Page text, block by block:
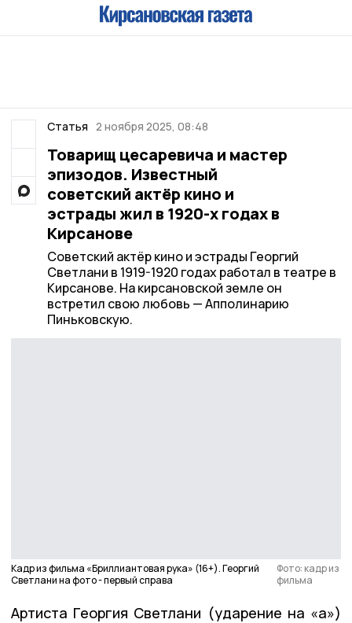
Статья 2 ноября 2025, 08:48
Товарищ цесаревича и мастер
эпизодов. Известный
советский актёр кино и
эстрады жил в 1920-х годах в
Кирсанове
Советский актёр кино и эстрады Георгий
Светлани в 1919-1920 годах работал в театре в
Кирсанове. На кирсановской земле он
встретил свою любовь — Апполинарию
Пиньковскую.
Кадр из фильма «Бриллиантовая рука» (16+). Георгий
Светлани на фото - первый справа
Фото: кадр из
фильма
Артиста Георгия Светлани (ударение на «а»)